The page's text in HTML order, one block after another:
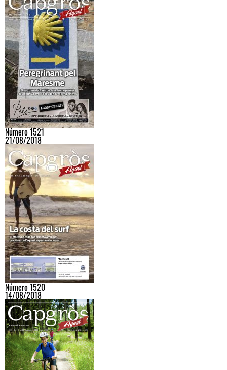
Número 1521
21/08/2018
Número 1520
14/08/2018